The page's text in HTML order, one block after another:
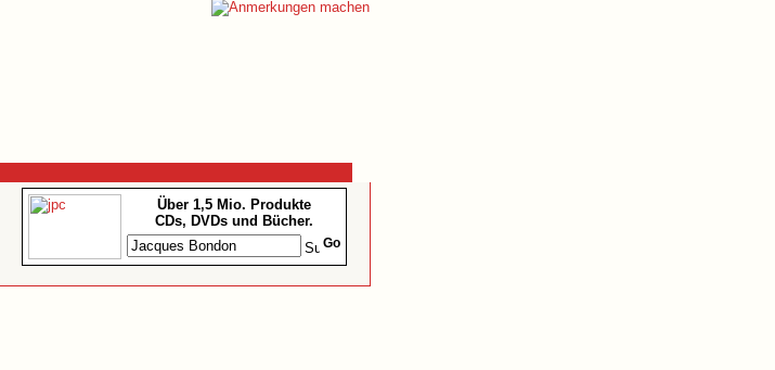
Über 1,5 Mio. Produkte
CDs, DVDs und Bücher.
Go